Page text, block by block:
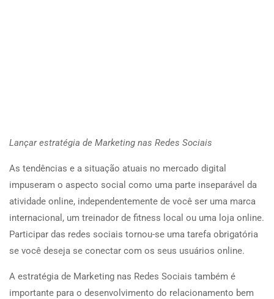
Lançar estratégia de Marketing nas Redes Sociais
As tendências e a situação atuais no mercado digital
impuseram o aspecto social como uma parte inseparável da
atividade online, independentemente de você ser uma marca
internacional, um treinador de fitness local ou uma loja online.
Participar das redes sociais tornou-se uma tarefa obrigatória
se você deseja se conectar com os seus usuários online.
A estratégia de Marketing nas Redes Sociais também é
importante para o desenvolvimento do relacionamento bem